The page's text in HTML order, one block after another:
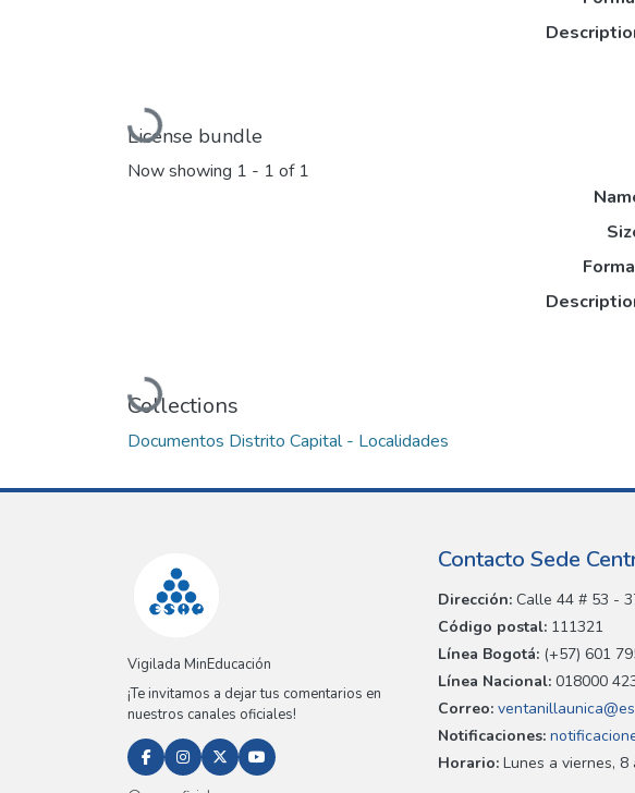
Loading...
License bundle
Now showing 1 - 1 of 1
Loading...
Collections
Documentos Distrito Capital - Localidades
Vigilada MinEducación
¡Te invitamos a dejar tus comentarios en
nuestros canales oficiales!
Contacto Sede
Dirección: Calle 44 # 53 -
Código postal: 111321
Línea Bogotá: (+57) 601
Línea Nacional: 018000
Correo:
Notificaciones:
Horario: Lunes a viernes, 8